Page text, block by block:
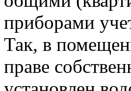
приборами
Так, в
праве